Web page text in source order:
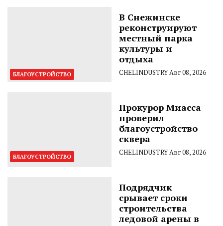
БЛАГОУСТРОЙСТВО
В Снежинске
реконструируют
местный парка
культуры и
отдыха
CHELINDUSTRYАвг 08, 2026
БЛАГОУСТРОЙСТВО
Прокурор Миасса
проверил
благоустройство
сквера
CHELINDUSTRYАвг 08, 2026
Подрядчик
срывает сроки
строительства
ледовой арены в